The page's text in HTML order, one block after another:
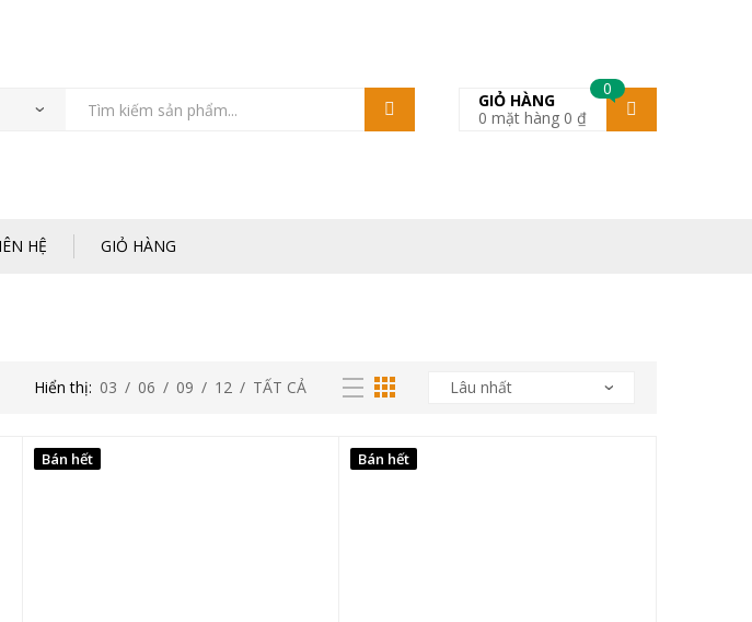
0
GIỎ HÀNG
0 mặt hàng 0 ₫
HỆ GIỎ HÀNG
Hiển thị: 03 / 06 / 09 / 12 / TẤT CẢ
Bán hết Bán hết